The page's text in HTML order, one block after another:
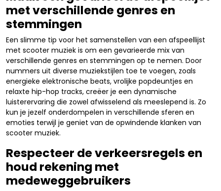
met verschillende genres en
stemmingen
Een slimme tip voor het samenstellen van een afspeellijst
met scooter muziek is om een gevarieerde mix van
verschillende genres en stemmingen op te nemen. Door
nummers uit diverse muziekstijlen toe te voegen, zoals
energieke elektronische beats, vrolijke popdeuntjes en
relaxte hip-hop tracks, creëer je een dynamische
luisterervaring die zowel afwisselend als meeslepend is. Zo
kun je jezelf onderdompelen in verschillende sferen en
emoties terwijl je geniet van de opwindende klanken van
scooter muziek.
Respecteer de verkeersregels en
houd rekening met
medeweggebruikers